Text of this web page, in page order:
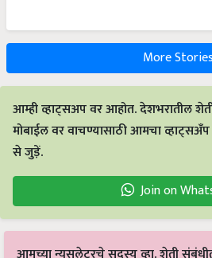
More Stories
आम्ही व्हाट्सअप वर आहोत. देशभरातील
मोबाईल वर वाचण्यासाठी आमचा
से जुड़ें.
Join on